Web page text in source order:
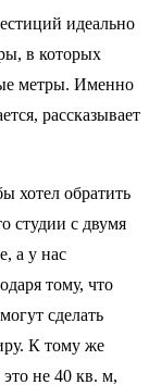
идеально
в которых
метры. Именно
рассказывает
хотел обратить
студии с двумя
а у нас
тому, что
сделать
К тому же
не 40 кв. м,